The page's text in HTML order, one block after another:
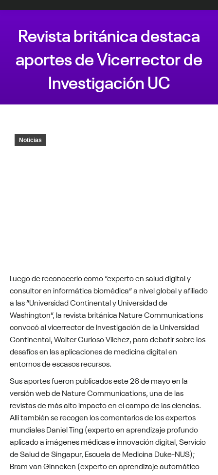
Revista británica destaca
aportes de Vicerrector de
Investigación UC
Noticias
Luego de reconocerlo como “experto en salud digital y
consultor en informática biomédica” a nivel global y afiliado
a las “Universidad Continental y Universidad de
Washington”, la revista británica Nature Communications
convocó al vicerrector de Investigación de la Universidad
Continental, Walter Curioso Vílchez, para debatir sobre los
desafíos en las aplicaciones de medicina digital en
entornos de escasos recursos.
Sus aportes fueron publicados este 26 de mayo en la
versión web de Nature Communications, una de las
revistas de más alto impacto en el campo de las ciencias.
Allí también se recogen los comentarios de los expertos
mundiales Daniel Ting (experto en aprendizaje profundo
aplicado a imágenes médicas e innovación digital, Servicio
de Salud de Singapur, Escuela de Medicina Duke-NUS);
Bram van Ginneken (experto en aprendizaje automático